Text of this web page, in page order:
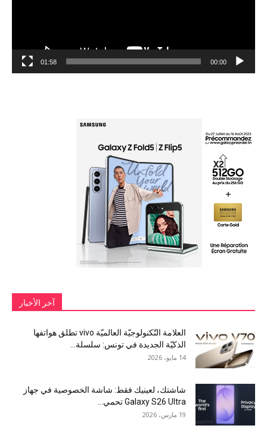
00:00
01:58
آخر الأخبار
العلامة التّكنولوجيّة العالميّة vivo تطلق هواتفها
الذكيّة الجديدة في تونس: سلسلة...
14 مايو، 2026
شاشتك، لعينيك فقط: شاشة الخصوصية في جهاز
Galaxy S26 Ultra تحمي...
19 مارس، 2026